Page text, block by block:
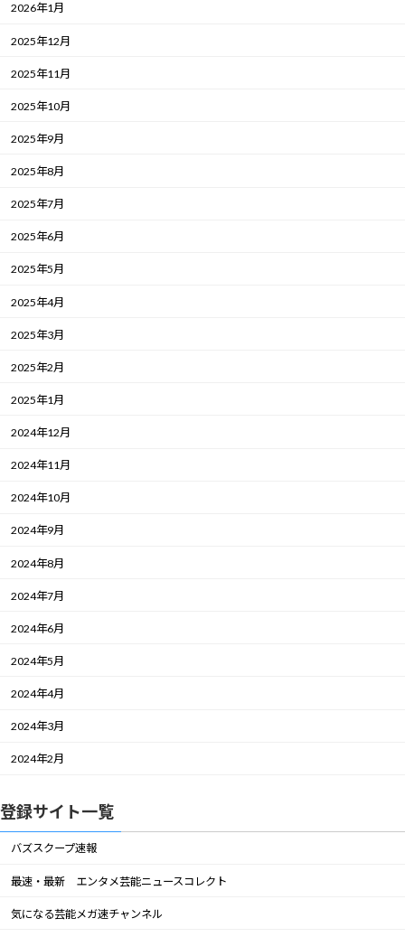
2026年1月
2025年12月
2025年11月
2025年10月
2025年9月
2025年8月
2025年7月
2025年6月
2025年5月
2025年4月
2025年3月
2025年2月
2025年1月
2024年12月
2024年11月
2024年10月
2024年9月
2024年8月
2024年7月
2024年6月
2024年5月
2024年4月
2024年3月
2024年2月
登録サイト一覧
バズスクープ速報
最速・最新 エンタメ芸能ニュースコレクト
気になる芸能メガ速チャンネル